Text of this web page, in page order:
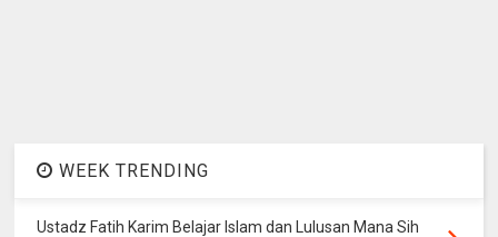
WEEK TRENDING
Ustadz Fatih Karim Belajar Islam dan Lulusan Mana Sih